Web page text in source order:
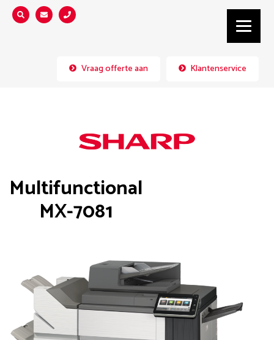
Zoeken...
Vraag offerte aan Klantenservice
Multifunctional
MX-7081